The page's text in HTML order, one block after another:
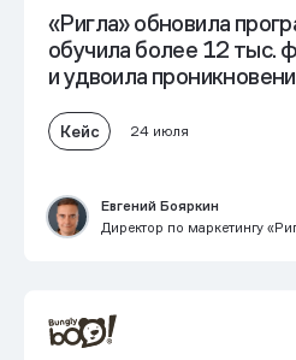
«Ригла» обновила
обучила более 12 тыс.
иудвоила
Кейс 24 июля
Евгений Бояркин
Директор по маркетингу